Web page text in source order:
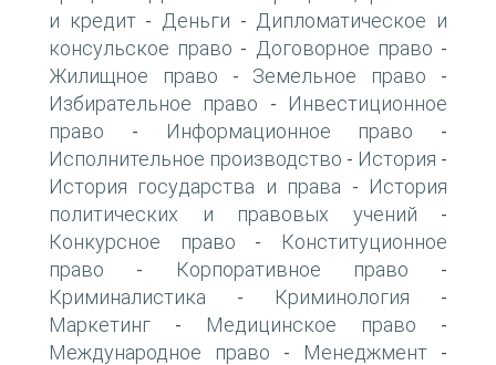
и кредит- Деньги - Дипломатическое и
консульское право - Договорное право -
Жилищное право - Земельное право -
Избирательное право -
Инвестиционное
право - Информационное право -
Исполнительное производство - История -
История государства и права -
История
политических и правовых учений -
Конкурсное право -
Конституционное
право - Корпоративное право -
Криминалистика - Криминология -
Маркетинг - Медицинское право -
Международное право - Менеджмент -